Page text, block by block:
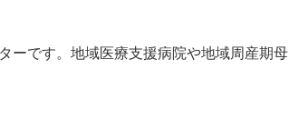
ーです。地域医療支援病院や地域周産期母